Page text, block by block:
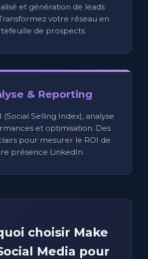
et génération de leads
votre réseau en
de prospects.
& Reporting
(Social Selling Index), analyse
et optimisation. Des
pour mesurer le ROI de
présence LinkedIn.
choisir Make
Media pour